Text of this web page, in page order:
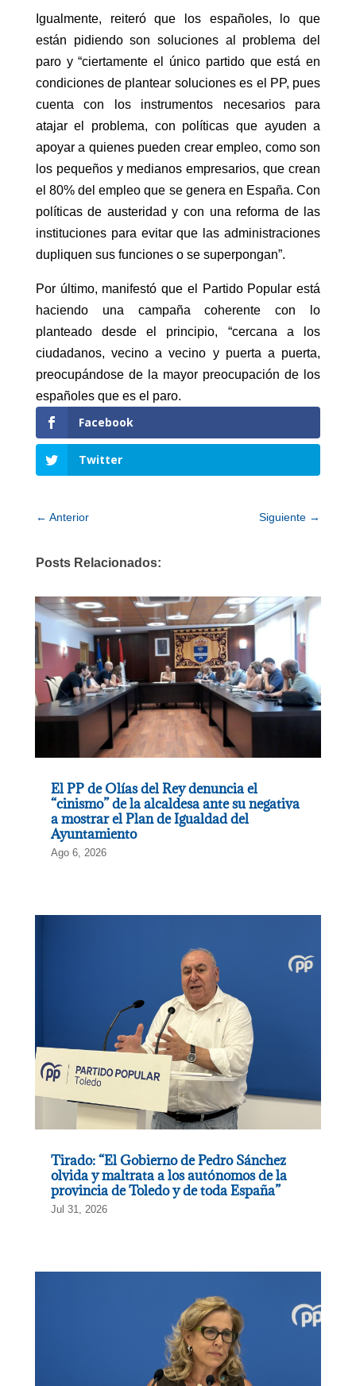
Igualmente, reiteró que los españoles, lo que
están pidiendo son soluciones al problema del
paro y “ciertamente el único partido que está en
condiciones de plantear soluciones es el PP, pues
cuenta con los instrumentos necesarios para
atajar el problema, con políticas que ayuden a
apoyar a quienes pueden crear empleo, como son
los pequeños y medianos empresarios, que crean
el 80% del empleo que se genera en España. Con
políticas de austeridad y con una reforma de las
instituciones para evitar que las administraciones
dupliquen sus funciones o se superpongan”.
Por último, manifestó que el Partido Popular está
haciendo una campaña coherente con lo
planteado desde el principio, “cercana a los
ciudadanos, vecino a vecino y puerta a puerta,
preocupándose de la mayor preocupación de los
españoles que es el paro.
Facebook
Twitter
← Anterior Siguiente →
Posts Relacionados:
El PP de Olías del Rey denuncia el
“cinismo” de la alcaldesa ante su negativa
a mostrar el Plan de Igualdad del
Ayuntamiento
Ago 6, 2026
Tirado: “El Gobierno de Pedro Sánchez
olvida y maltrata a los autónomos de la
provincia de Toledo y de toda España”
Jul 31, 2026